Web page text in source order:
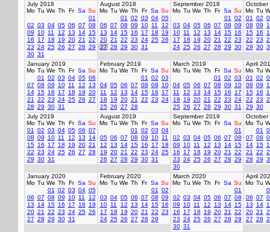
July 2018
Mo Tu We Th Fr Sa Su
01
02 03 04 05 06 07 08
09
10 11 12 13 14 15
16
17 18 19 20 21
22
23 24 25 26 27 28 29
30 31
August 2018
Mo Tu We Th Fr Sa Su
01
02 03 04 05
06 07 08 09 10 11
12
13
14 15 16 17 18
19
20 21 22 23 24 25 26
27 28 29 30 31
September 2018
Mo Tu We Th Fr Sa Su
01
02
03 04 05 06 07 08 09
10 11 12 13 14 15 16
17
18 19 20 21 22 23
24 25 26 27 28 29 30
October
Mo Tu
01
02
08 09
15 16
22 23
29 30
January 2019
Mo Tu We Th Fr Sa Su
01
02 03 04 05 06
07 08 09 10 11 12
13
14 15 16 17 18 19 20
21
22 23 24 25 26 27
28 29 30 31
February 2019
Mo Tu We Th Fr Sa Su
01
02 03
04 05 06 07 08 09
10
11
12 13 14 15 16
17
18
19 20 21 22 23 24
25 26 27 28
March 2019
Mo Tu We Th Fr Sa Su
01
02 03
04 05 06 07 08 09
10
11
12 13 14 15 16
17
18
19 20 21 22 23 24
25 26 27 28 29 30 31
April
Mo Tu
01
02
08 09
15 16
22 23
29 30
July 2019
Mo Tu We Th Fr Sa Su
01
02 03 04 05 06 07
08 09 10 11 12 13
14
15 16 17 18 19 20 21
22 23 24 25 26 27 28
29 30 31
August 2019
Mo Tu We Th Fr Sa Su
01
02 03 04
05 06 07 08 09 10 11
12
13 14 15 16 17
18
19 20 21 22 23 24 25
26 27 28 29 30 31
September 2019
Mo Tu We Th Fr Sa Su
01
02 03 04 05 06 07 08
09
10 11 12 13 14 15
16
17 18 19 20 21
22
23 24 25 26 27 28 29
30
October
Mo Tu
01
07 08
14 15
21
22
28 29
January 2020
Mo Tu We Th Fr Sa Su
01
02 03 04 05
06 07 08 09 10 11
12
13
14 15 16 17 18
19
20 21 22 23 24 25 26
27 28 29 30 31
February 2020
Mo Tu We Th Fr Sa Su
01
02
03 04 05 06 07 08 09
10 11 12 13 14 15 16
17
18 19 20 21 22 23
24 25 26 27 28 29
March 2020
Mo Tu We Th Fr Sa Su
01
02 03 04 05 06 07 08
09
10 11 12 13 14 15
16
17 18 19 20 21
22
23 24 25 26 27 28 29
30 31
April
Mo Tu
06 07
13
14
20 21
27 28